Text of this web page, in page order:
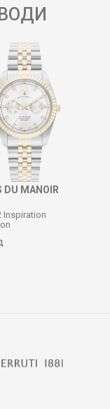
DU MANOIR
Inspiration